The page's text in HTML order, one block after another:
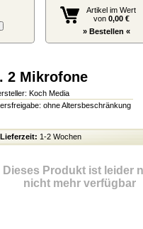
Artikel im Wert
von 0,00 €
» Bestellen «
2 Mikrofone
Koch Media
ohne Altersbeschränkung
Lieferzeit: 1-2 Wochen
Dieses Produkt ist leider
nicht mehr verfügbar